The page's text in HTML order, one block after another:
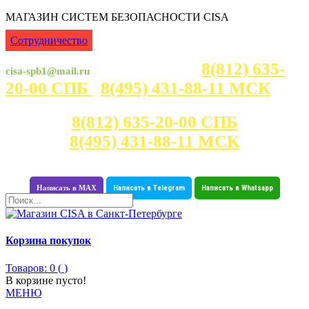
МАГАЗИН СИСТЕМ БЕЗОПАСНОСТИ CISA
Сотрудничество
cisa-spb1@mail.ru
8(812) 635-
20-00 СПБ
8(495) 431-88-11 МСК
8(812) 635-20-00 СПБ
8(495) 431-88-11 МСК
Написать в MAX Написать в Telegram Написать в Whatsapp
Корзина покупок
Товаров: 0 ( )
В корзине пусто!
МЕНЮ